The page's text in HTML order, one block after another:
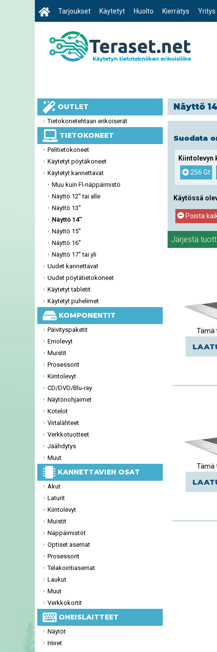
Tarjoukset Käytetyt Huolto Kierrätys Yritys
OUTLET
Tietokonetehtaan erikoiserät
TIETOKONEET
Pelitietokoneet
Käytetyt pöytäkoneet
Käytetyt kannettavat
Muu kuin FI-näppäimistö
Näyttö 12'' tai alle
Näyttö 13''
Näyttö 14''
Näyttö 15''
Näyttö 16''
Näyttö 17'' tai yli
Uudet kannettavat
Uudet pöytätietokoneet
Käytetyt tabletit
Käytetyt puhelimet
KOMPONENTIT
Päivityspaketit
Emolevyt
Muistit
Prosessorit
Kiintolevyt
CD/DVD/Blu-ray
Näytönohjaimet
Kotelot
Virtalähteet
Verkkotuotteet
Jäähdytys
Muut
KANNETTAVIEN OSAT
Akut
Laturit
Kiintolevyt
Muistit
Näppäimistöt
Optiset asemat
Prosessorit
Telakointiasemat
Laukut
Muut
Verkkokortit
OHEISLAITTEET
Näytöt
Hiiret
Näyttö
Suodata
Kiintolevyn
256 Gt
Käytössä
Poista
Järjestä
Tämä
Tämä